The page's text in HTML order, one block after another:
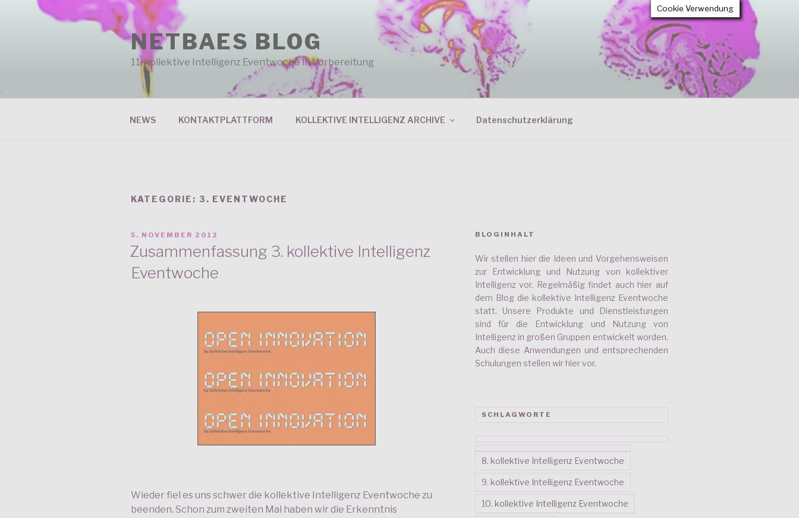
NETBAES BLOG
11. kollektive Intelligenz Eventwoche in Vorbereitung
NEWS KONTAKTPLATTFORM KOLLEKTIVE INTELLIGENZ ARCHIVE Datenschutzerklärung
KATEGORIE: 3. EVENTWOCHE
VERÖFFENTLICHT
5. NOVEMBER 2012
Zusammenfassung 3. kollektive Intelligenz
Eventwoche
Wieder fiel es uns schwer die kollektive Intelligenz Eventwoche zu
beenden. Schon zum zweiten Mal haben wir die Erkenntnis
BLOGINHALT
Wir stellen hier die Ideen und Vorgehensweisen
zur Entwicklung und Nutzung von kollektiver
Intelligenz vor. Regelmäßig findet auch hier auf
dem Blog die kollektive Intelligenz Eventwoche
statt. Unsere Produkte und Dienstleistungen
sind für die Entwicklung und Nutzung von
Intelligenz in großen Gruppen entwickelt worden.
Auch diese Anwendungen und entsprechenden
Schulungen stellen wir hier vor.
SCHLAGWORTE
8. kollektive Intelligenz Eventwoche
9. kollektive Intelligenz Eventwoche
10. kollektive Intelligenz Eventwoche
Cookie Verwendung